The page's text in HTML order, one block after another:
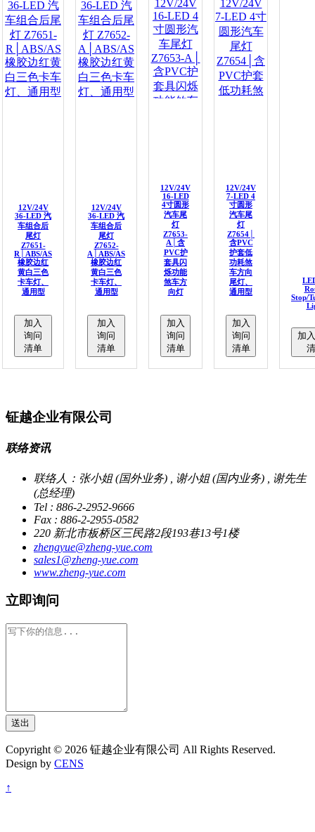
12V/24V
36-LED 汽
车组合后
尾灯
Z7651-
R│ABS/AS
橡胶边红
黄白三色
卡车灯、
通用型
加入
询问
清单
12V/24V
36-LED 汽
车组合后
尾灯
Z7652-
A│ABS/AS
橡胶边红
黄白三色
卡车灯、
通用型
加入
询问
清单
12V/24V
16-LED
4寸圆形
汽车尾
灯
Z7653-
A│含
PVC护
套具闪
烁功能
煞车方
向灯
加入
询问
清单
12V/24V
7-LED 4
寸圆形
汽车尾
灯
Z7654│
含PVC
护套低
功耗煞
车方向
尾灯、
通用型
加入
询问
清单
Stop/
加
钲越企业有限公司
联络资讯
联络人：张小姐 (国外业务) , 谢小姐 (国内业务) , 谢先生
(总经理)
Tel : 886-2-2952-9666
Fax : 886-2-2955-0582
220 新北市板桥区三民路2段193巷13号1楼
zhengyue@zheng-yue.com
sales1@zheng-yue.com
www.zheng-yue.com
立即询问
送出
Copyright © 2026 钲越企业有限公司 All Rights Reserved.
Design by CENS
↑